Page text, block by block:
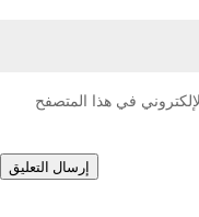
في هذا المتصفح
إرسال التعليق